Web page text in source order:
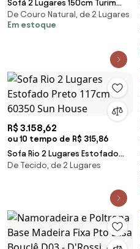
Sofá 2 Lugares 150cm Turim
Couro Caramelo G58 - Gran
Belo
De Couro Natural, de 2 Lugares
Em estoque
R$ 3.158,62
ou 10 tempo de R$ 315,86
Sofa Rio 2 Lugares Estofado
Preto 117cm - 60350 Sun House
De Tecido, de 2 Lugares